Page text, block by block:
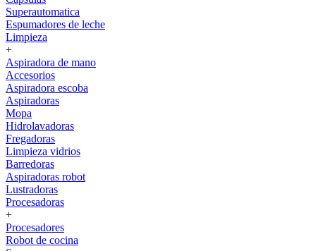
Superautomatica
Espumadores de leche
Limpieza
+
Aspiradora de mano
Accesorios
Aspiradora escoba
Aspiradoras
Mopa
Hidrolavadoras
Fregadoras
Limpieza vidrios
Barredoras
Aspiradoras robot
Lustradoras
Procesadoras
+
Procesadores
Robot de cocina